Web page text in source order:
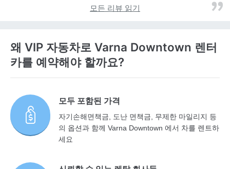
모든 리뷰 읽기
왜 VIP 자동차로 Varna Downtown 렌터
카를 예약해야 할까요?
모두 포함된 가격
자기손해면책금, 도난 면책금, 무제한 마일리지 등
의 옵션과 함께 Varna Downtown 에서 차를 렌트하
세요